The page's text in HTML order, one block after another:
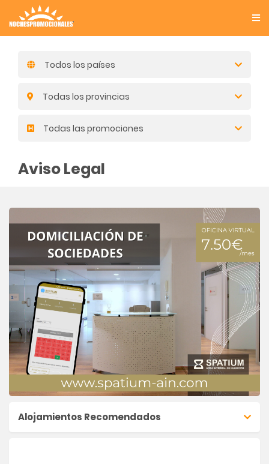
Todos los países
Todas los provincias
Todas las promociones
Aviso Legal
Alojamientos Recomendados